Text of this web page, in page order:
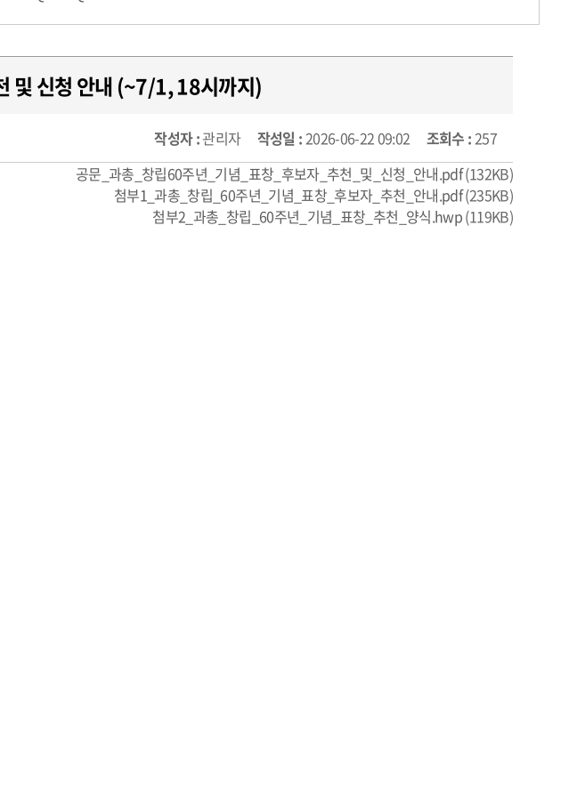
및 신청 안내 (~7/1, 18시까지)
작성자 :관리자 작성일 :2026-06-22 09:02 조회수 :257
공문_과총_창립60주년_기념_표창_후보자_추천_및_신청_안내.pdf(132KB)
첨부1_과총_창립_60주년_기념_표창_후보자_추천_안내.pdf(235KB)
첨부2_과총_창립_60주년_기념_표창_추천_양식.hwp(119KB)